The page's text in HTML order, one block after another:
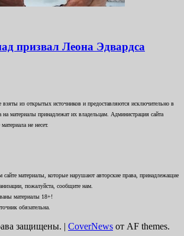
призвал Леона Эдвардса
взяты из открытых источников и предоставляются исключительно в
материалы принадлежат их владельцам. Администрация сайта
не несет.
материалы, которые нарушают авторские права, принадлежащие
пожалуйста, сообщите нам.
материалы 18+!
обязательна.
защищены. | CoverNews от AF themes.